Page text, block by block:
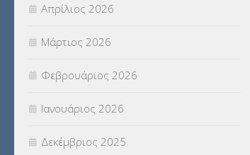
(18)
ΣΥΝΤΑΞΕΙΣ(12)
ΣΧΟΛΙΚΟΙ ΣΥΜΒΟΥΛΟΙ
Απρίλιος 2026
Μάρτιος 2026
Φεβρουάριος 2026
Ιανουάριος 2026
Δεκέμβριος 2025